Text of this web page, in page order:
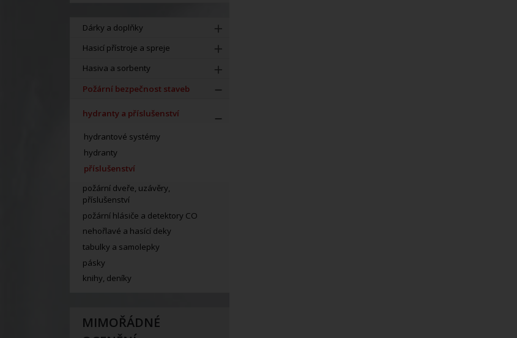
Dárky a doplňky
Hasicí přístroje a spreje
Hasiva a sorbenty
Požární bezpečnost staveb
hydranty a příslušenství
hydrantové systémy
hydranty
příslušenství
požární dveře, uzávěry,
příslušenství
požární hlásiče a detektory CO
nehořlavé a hasící deky
tabulky a samolepky
pásky
knihy, deníky
MIMOŘÁDNÉ